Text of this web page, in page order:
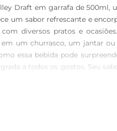
Draft em garrafa de 500ml,
um sabor refrescante e
diversos pratos e
em um churrasco, um jantar
essa bebida pode
a todos os gostos. Seu
também oferece praticidade